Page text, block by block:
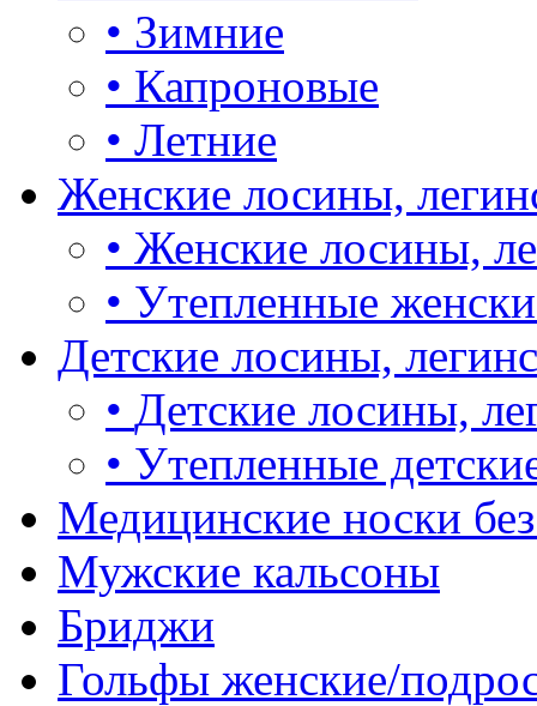
• Зимние
• Капроновые
• Летние
Женские лосины,
• Женские лосины,
• Утепленные
Детские лосины,
• Детские лосины,
• Утепленные
Медицинские носки
Мужские кальсоны
Бриджи
Гольфы женские/